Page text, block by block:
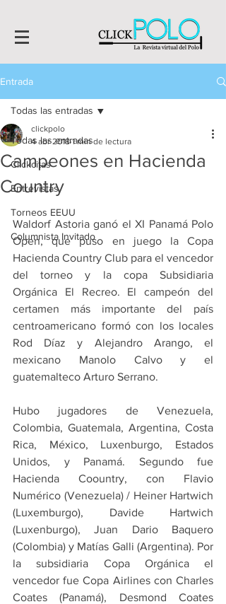
Entrada
Todas las entradas
Clickcitas
Entrevistas
Torneos EEUU
Columnista Invitado
Todas las entradas
Campeones en Hacienda
Country
clickpolo
4 abr 2018 1 min de lectura
Waldorf Astoria ganó el XI Panamá Polo
Open, que puso en juego la Copa
Hacienda Country Club para el vencedor
del torneo y la copa Subsidiaria
Orgánica El Recreo. El campeón del
certamen más importante del país
centroamericano formó con los locales
Rod Díaz y Alejandro Arango, el
mexicano Manolo Calvo y el
guatemalteco Arturo Serrano.
Hubo jugadores de Venezuela,
Colombia, Guatemala, Argentina, Costa
Rica, México, Luxenburgo, Estados
Unidos, y Panamá. Segundo fue
Hacienda Coountry, con Flavio
Numérico (Venezuela) / Heiner Hartwich
(Luxemburgo), Davide Hartwich
(Luxenburgo), Juan Dario Baquero
(Colombia) y Matías Galli (Argentina). Por
la subsidiaria Copa Orgánica el
vencedor fue Copa Airlines con Charles
Coates (Panamá), Desmond Coates